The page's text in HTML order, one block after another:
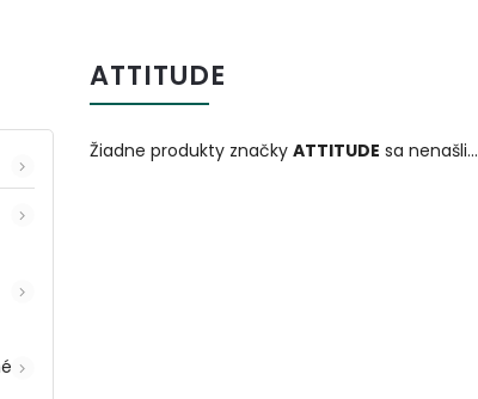
ATTITUDE
Žiadne produkty značky ATTITUDE sa nenašli...